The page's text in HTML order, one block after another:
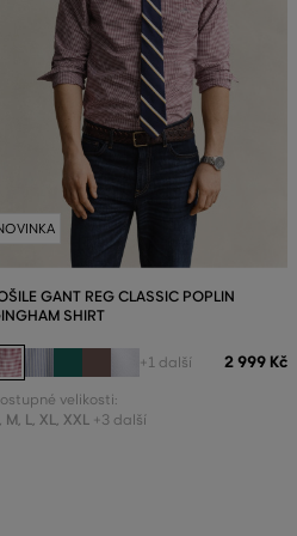
GANT REG CLASSIC POPLIN
SHIRT
+1 další 2 999 Kč
velikosti:
M L XL XXL +3 další